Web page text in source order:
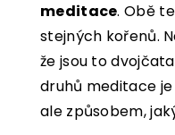
meditace. Obě
stejných kořenů.
že jsou to
druhů meditace
ale způsobem,